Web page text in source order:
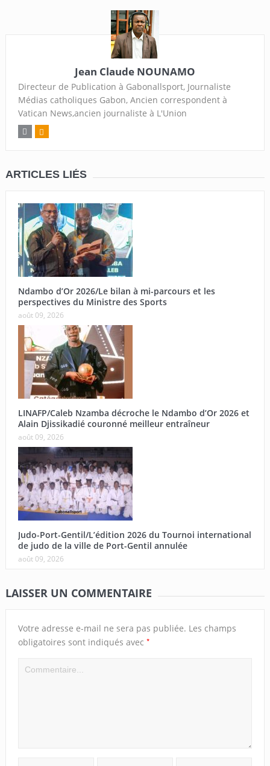
Jean Claude NOUNAMO
Directeur de Publication à Gabonallsport, Journaliste
Médias catholiques Gabon, Ancien correspondent à
Vatican News,ancien journaliste à L'Union
ARTICLES LIÉS
Ndambo d’Or 2026/Le bilan à mi-parcours et les
perspectives du Ministre des Sports
août 09, 2026
LINAFP/Caleb Nzamba décroche le Ndambo d’Or 2026 et
Alain Djissikadié couronné meilleur entraîneur
août 09, 2026
Judo-Port-Gentil/L’édition 2026 du Tournoi international
de judo de la ville de Port-Gentil annulée
août 09, 2026
LAISSER UN COMMENTAIRE
Votre adresse e-mail ne sera pas publiée. Les champs
obligatoires sont indiqués avec *